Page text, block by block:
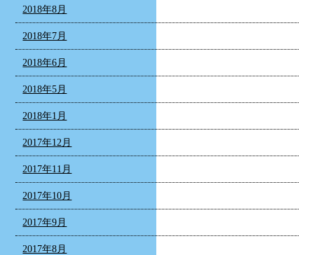
2018年8月
2018年7月
2018年6月
2018年5月
2018年1月
2017年12月
2017年11月
2017年10月
2017年9月
2017年8月